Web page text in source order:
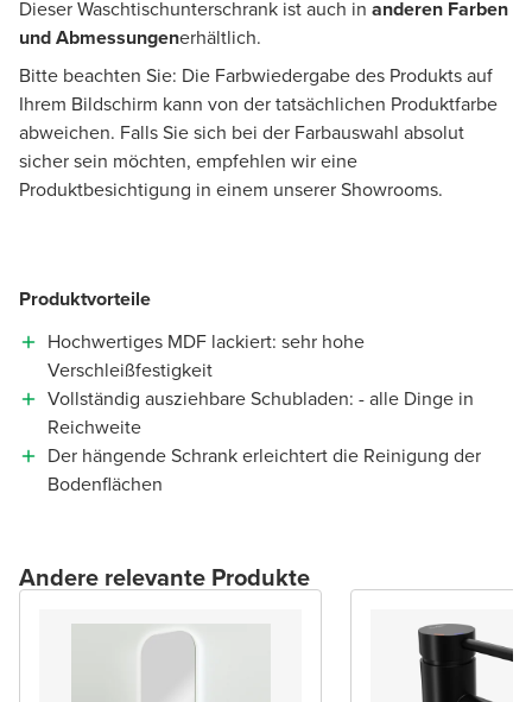
Dieser Waschtischunterschrank ist auch in anderen Farben
und Abmessungenerhältlich.
Bitte beachten Sie: Die Farbwiedergabe des Produkts auf
Ihrem Bildschirm kann von der tatsächlichen Produktfarbe
abweichen. Falls Sie sich bei der Farbauswahl absolut
sicher sein möchten, empfehlen wir eine
Produktbesichtigung in einem unserer Showrooms.
Produktvorteile
Hochwertiges MDF lackiert: sehr hohe
Verschleißfestigkeit
Vollständig ausziehbare Schubladen: - alle Dinge in
Reichweite
Der hängende Schrank erleichtert die Reinigung der
Bodenflächen
Andere relevante Produkte